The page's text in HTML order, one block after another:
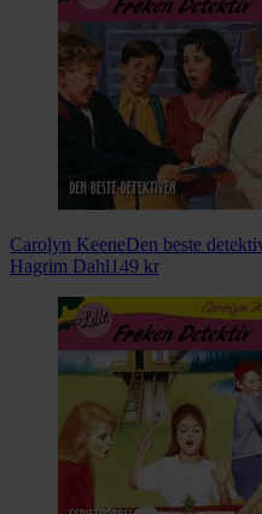
Carolyn KeeneDen beste
Hagrim Dahl149 kr